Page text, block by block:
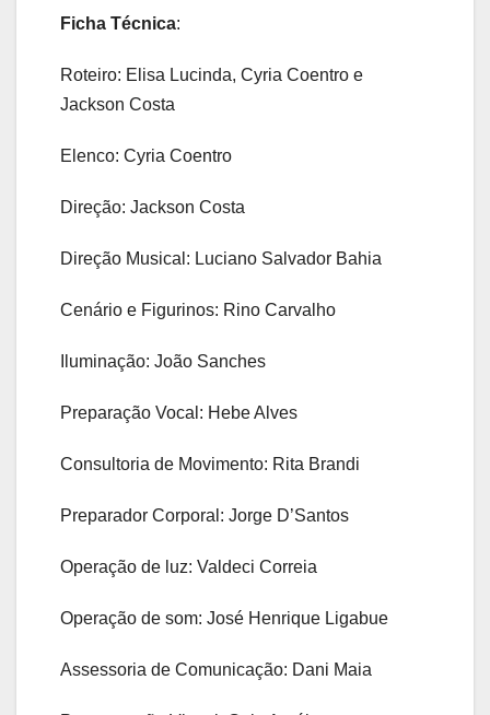
Ficha Técnica:
Roteiro: Elisa Lucinda, Cyria Coentro e
Jackson Costa
Elenco: Cyria Coentro
Direção: Jackson Costa
Direção Musical: Luciano Salvador Bahia
Cenário e Figurinos: Rino Carvalho
Iluminação: João Sanches
Preparação Vocal: Hebe Alves
Consultoria de Movimento: Rita Brandi
Preparador Corporal: Jorge D’Santos
Operação de luz: Valdeci Correia
Operação de som: José Henrique Ligabue
Assessoria de Comunicação: Dani Maia